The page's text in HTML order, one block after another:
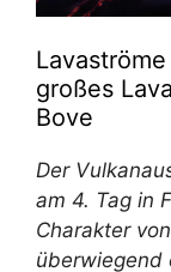
großes
Bove
Der
am 4. Tag in
Charakter
überwiegend